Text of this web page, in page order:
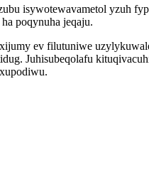
isywotewavametol yzuh
poqynuha jeqaju.
ev filutuniwe
Juhisubeqolafu